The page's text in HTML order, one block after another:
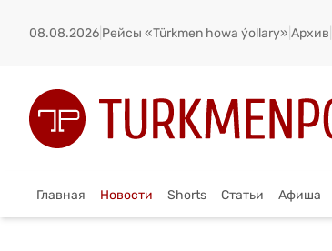
08.08.2026 Рейсы «Türkmen howa ýollary» Архив
Главная Новости Shorts Статьи Афиша